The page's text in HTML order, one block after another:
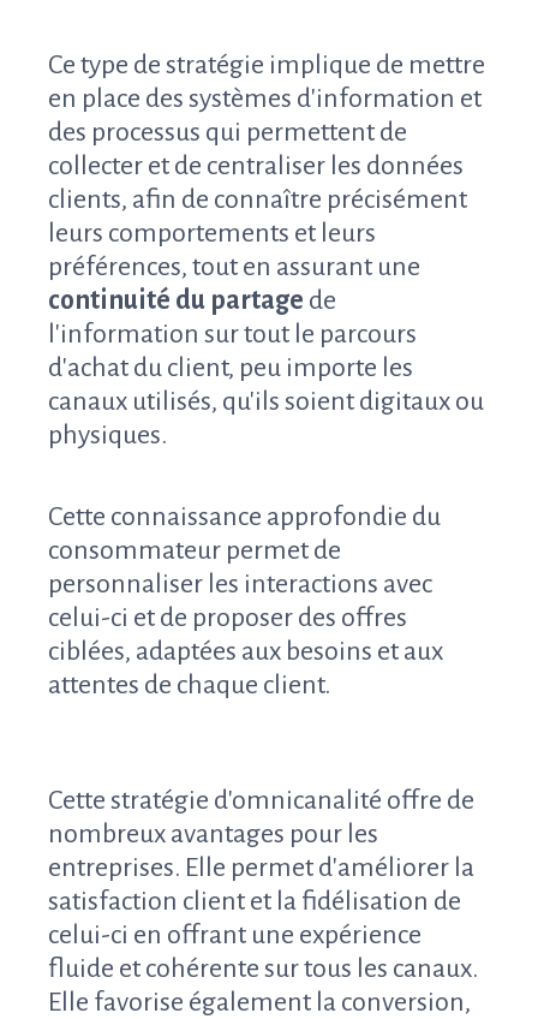
Ce type de stratégie implique de mettre
en place des systèmes d'information et
des processus qui permettent de
collecter et de centraliser les données
clients, afin de connaître précisément
leurs comportements et leurs
préférences, tout en assurant une
continuité du partage de
l'information sur tout le parcours
d'achat du client, peu importe les
canaux utilisés, qu'ils soient digitaux ou
physiques.
Cette connaissance approfondie du
consommateur permet de
personnaliser les interactions avec
celui-ci et de proposer des offres
ciblées, adaptées aux besoins et aux
attentes de chaque client.
Cette stratégie d'omnicanalité offre de
nombreux avantages pour les
entreprises. Elle permet d'améliorer la
satisfaction client et la fidélisation de
celui-ci en offrant une expérience
fluide et cohérente sur tous les canaux.
Elle favorise également la conversion,